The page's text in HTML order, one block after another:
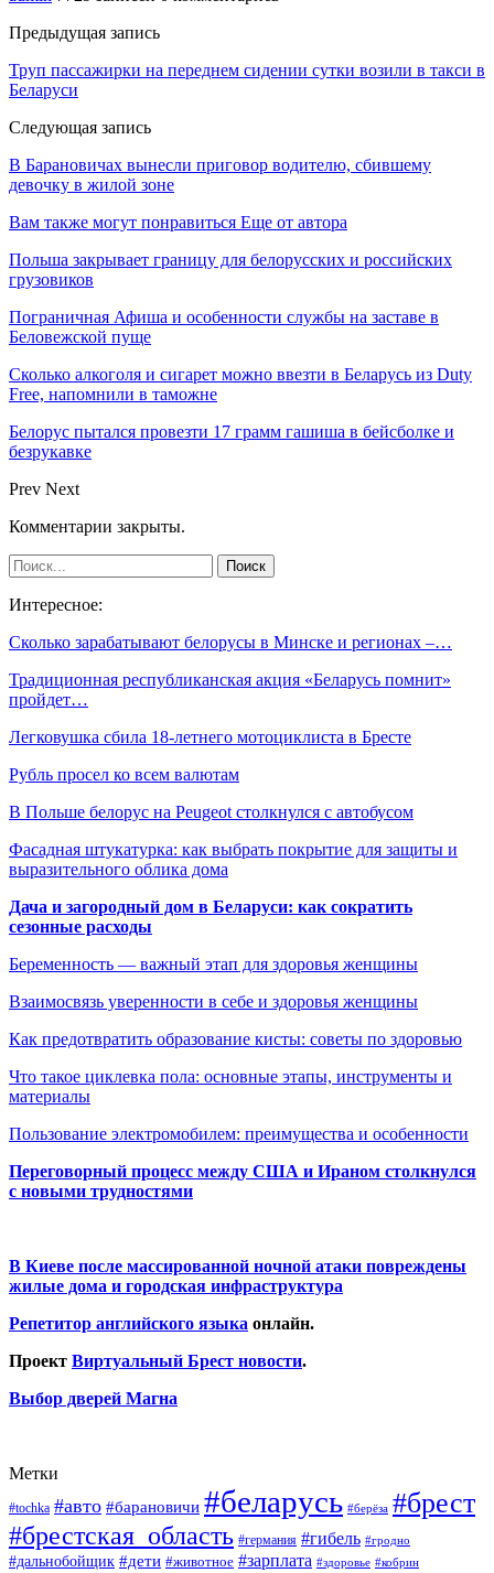
Предыдущая запись
Труп пассажирки на переднем сидении сутки возили в такси в
Беларуси
Следующая запись
В Барановичах вынесли приговор водителю, сбившему
девочку в жилой зоне
Вам также могут понравиться Еще от автора
Польша закрывает границу для белорусских и российских
грузовиков
Пограничная Афиша и особенности службы на заставе в
Беловежской пуще
Сколько алкоголя и сигарет можно ввезти в Беларусь из Duty
Free, напомнили в таможне
Белорус пытался провезти 17 грамм гашиша в бейсболке и
безрукавке
Prev Next
Комментарии закрыты.
Интересное:
Сколько зарабатывают белорусы в Минске и регионах –…
Традиционная республиканская акция «Беларусь помнит»
пройдет…
Легковушка сбила 18-летнего мотоциклиста в Бресте
Рубль просел ко всем валютам
В Польше белорус на Peugeot столкнулся с автобусом
Фасадная штукатурка: как выбрать покрытие для защиты и
выразительного облика дома
Дача и загородный дом в Беларуси: как сократить
сезонные расходы
Беременность — важный этап для здоровья женщины
Взаимосвязь уверенности в себе и здоровья женщины
Как предотвратить образование кисты: советы по здоровью
Что такое циклевка пола: основные этапы, инструменты и
материалы
Пользование электромобилем: преимущества и особенности
Переговорный процесс между США и Ираном столкнулся
с новыми трудностями
В Киеве после массированной ночной атаки повреждены
жилые дома и городская инфраструктура
Репетитор английского языка онлайн.
Проект Виртуальный Брест новости.
Выбор дверей Магна
Метки
#tochka #авто #барановичи #беларусь #берёза #брест
#брестская_область #германия #гибель #гродно
#дальнобойщик #дети #животное #зарплата #здоровье #кобрин